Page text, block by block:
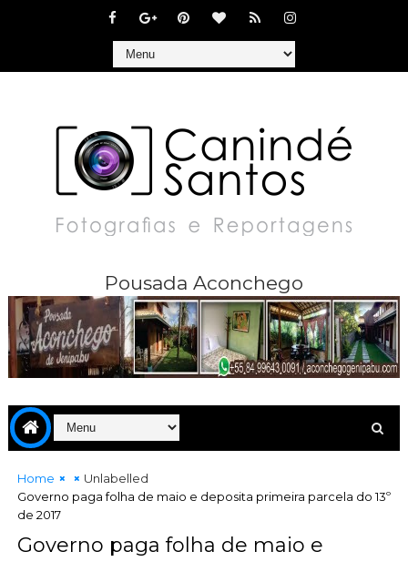
Pousada Aconchego
Home
Unlabelled
Governo paga folha de maio e deposita primeira parcela do 13º
de 2017
Governo paga folha de maio e